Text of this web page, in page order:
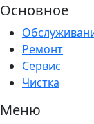
Основное
Ремонт
Сервис
Чистка
Меню